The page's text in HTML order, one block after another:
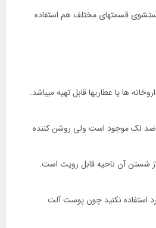
قسمتهای مختلف هم استفاده
ها یا عطاریها قابل تهیه میباشد.
لک موجود است ولی روشن کننده
شستن آن ناحیه قابل رویت است.
استفاده نکنید چون پوست آلت